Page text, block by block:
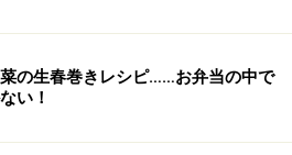
の生春巻きレシピ……お弁当の中で
い！